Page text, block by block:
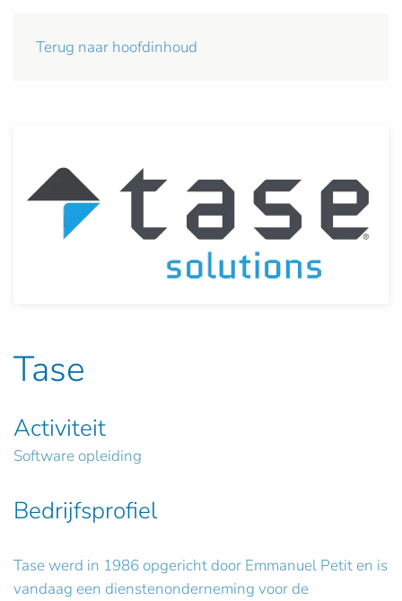
Terug naar hoofdinhoud
Tase
Activiteit
Software opleiding
Bedrijfsprofiel
Tase werd in 1986 opgericht door Emmanuel Petit en is
vandaag een dienstenonderneming voor de